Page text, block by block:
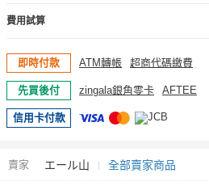
費用試算
即時付款 ATM轉帳 超商代碼繳費
先買後付 zingala銀角零卡 AFTEE
信用卡付款
賣家 エール山 全部賣家商品